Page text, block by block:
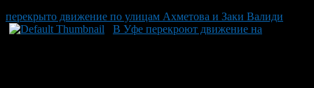
перекрыто движение по улицам Ахметова и Заки Валиди
В Уфе перекроют движение на